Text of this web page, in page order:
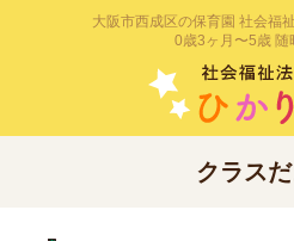
大阪市西成区の保育園 社会福
0歳3ヶ月〜5歳 随
クラス